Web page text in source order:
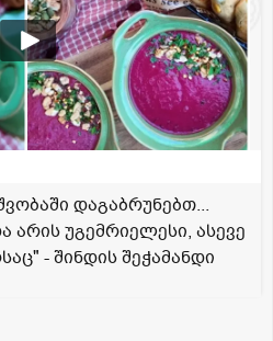
დაგაბრუნებთ...
არის უგემრიელესი, ასევე
- შინდის შეჭამანდი